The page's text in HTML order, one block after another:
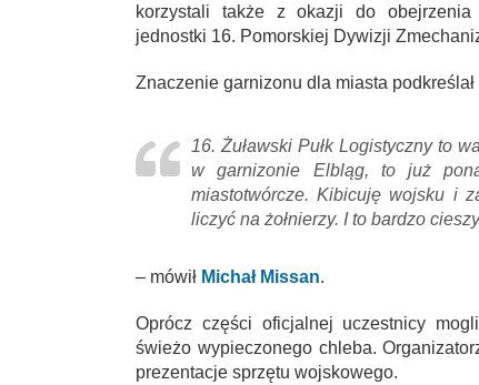
korzystali także z okazji do obejrzenia
jednostki 16. Pomorskiej Dywizji
Znaczenie garnizonu dla miasta
16. Żuławski Pułk Logistyczny to
w garnizonie Elbląg, to już
miastotwórcze. Kibicuję wojsku i
liczyć na żołnierzy. I to bardzo cieszy
– mówił Michał Missan.
Oprócz części oficjalnej uczestnicy
świeżo wypieczonego chleba.
prezentacje sprzętu wojskowego.